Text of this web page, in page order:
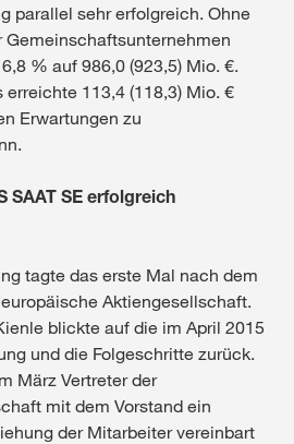
parallel sehr erfolgreich. Ohne
% auf 986,0 (923,5) Mio. €.
113,4 (118,3) Mio. €
Erwartungen zu
SAAT SE erfolgreich
tagte das erste Mal nach dem
Aktiengesellschaft.
blickte auf die im April 2015
und die Folgeschritte zurück.
März Vertreter der
mit dem Vorstand ein
der Mitarbeiter vereinbart